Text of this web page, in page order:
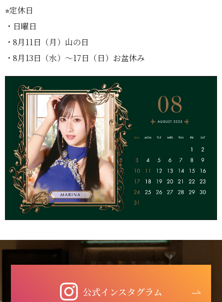
⭐︎定休日
・日曜日
・8月11日（月）山の日
・8月13日（水）〜17日（日）お盆休み
公式インスタグラム